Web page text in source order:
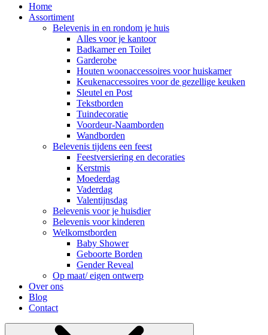
Home
Assortiment
Belevenis in en rondom je huis
Alles voor je kantoor
Badkamer en Toilet
Garderobe
Houten woonaccessoires voor huiskamer
Keukenaccessoires voor de gezellige keuken
Sleutel en Post
Tekstborden
Tuindecoratie
Voordeur-Naamborden
Wandborden
Belevenis tijdens een feest
Feestversiering en decoraties
Kerstmis
Moederdag
Vaderdag
Valentijnsdag
Belevenis voor je huisdier
Belevenis voor kinderen
Welkomstborden
Baby Shower
Geboorte Borden
Gender Reveal
Op maat/ eigen ontwerp
Over ons
Blog
Contact